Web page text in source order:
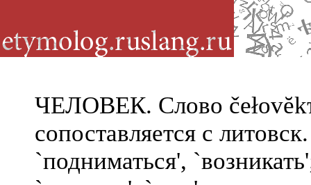
ЧЕЛОВЕК. Слово
сопоставляется с
`подниматься', `возникать